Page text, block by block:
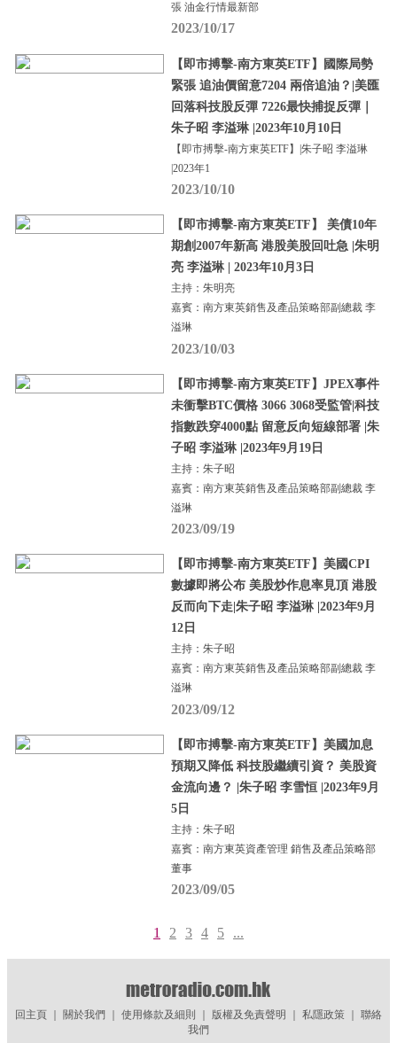
張 油金行情最新部
2023/10/17
【即市搏擊-南方東英ETF】國際局勢
緊張 追油價留意7204 兩倍追油？|美匯
回落科技股反彈 7226最快捕捉反彈｜
朱子昭 李溢琳 |2023年10月10日
【即市搏擊-南方東英ETF】|朱子昭 李溢琳
|2023年1
2023/10/10
【即市搏擊-南方東英ETF】 美債10年
期創2007年新高 港股美股回吐急 |朱明
亮 李溢琳 | 2023年10月3日
主持：朱明亮
嘉賓：南方東英銷售及產品策略部副總裁 李
溢琳
2023/10/03
【即市搏擊-南方東英ETF】JPEX事件
未衝擊BTC價格 3066 3068受監管|科技
指數跌穿4000點 留意反向短線部署 |朱
子昭 李溢琳 |2023年9月19日
主持：朱子昭
嘉賓：南方東英銷售及產品策略部副總裁 李
溢琳
2023/09/19
【即市搏擊-南方東英ETF】美國CPI
數據即將公布 美股炒作息率見頂 港股
反而向下走|朱子昭 李溢琳 |2023年9月
12日
主持：朱子昭
嘉賓：南方東英銷售及產品策略部副總裁 李
溢琳
2023/09/12
【即市搏擊-南方東英ETF】美國加息
預期又降低 科技股繼續引資？ 美股資
金流向邊？ |朱子昭 李雪恒 |2023年9月
5日
主持：朱子昭
嘉賓：南方東英資產管理 銷售及產品策略部
董事
2023/09/05
1 2 3 4 5 ...
回主頁｜ 關於我們 使用條款及細則 版權及免責聲明 私隱政策｜ 聯絡
我們